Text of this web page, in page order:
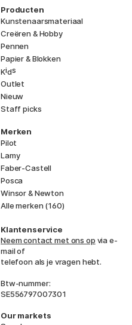
Producten
Kunstenaarsmateriaal
Creëren & Hobby
Pennen
Papier & Blokken
Kids
Outlet
Nieuw
Staff picks
Merken
Pilot
Lamy
Faber-Castell
Posca
Winsor & Newton
Alle merken (160)
Klantenservice
Neem contact met ons op via e-
mail of
telefoon als je vragen hebt.
Btw-nummer:
SE556797007301
Our markets